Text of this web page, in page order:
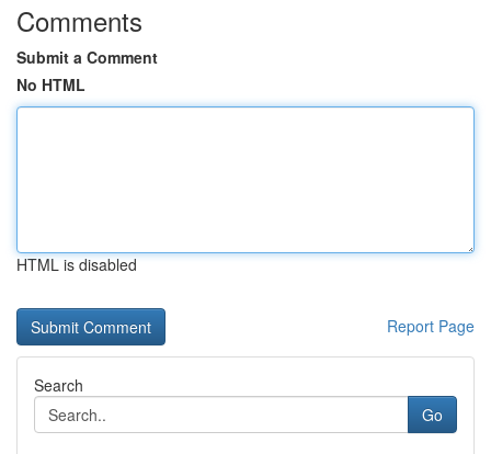
Comments
Submit a Comment
No HTML
HTML is disabled
Report Page
Search
Go